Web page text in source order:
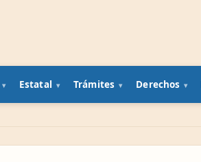
Estatal Trámites Derechos